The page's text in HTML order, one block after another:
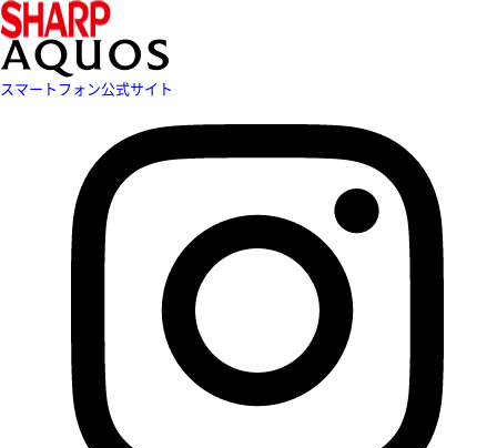
スマートフォン公式サイト